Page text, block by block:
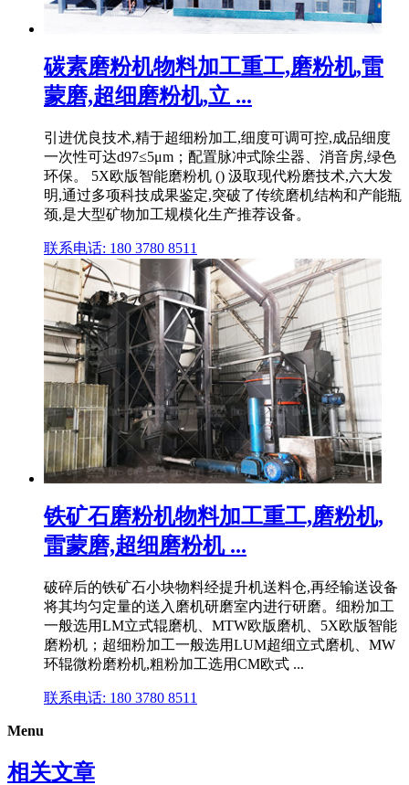
碳素磨粉机物料加工重工,磨粉机,雷
蒙磨,超细磨粉机,立 ...
引进优良技术,精于超细粉加工,细度可调可控,成品细度
一次性可达d97≤5μm；配置脉冲式除尘器、消音房,绿色
环保。 5X欧版智能磨粉机 () 汲取现代粉磨技术,六大发
明,通过多项科技成果鉴定,突破了传统磨机结构和产能瓶
颈,是大型矿物加工规模化生产推荐设备。
联系电话: 180 3780 8511
铁矿石磨粉机物料加工重工,磨粉机,
雷蒙磨,超细磨粉机 ...
破碎后的铁矿石小块物料经提升机送料仓,再经输送设备
将其均匀定量的送入磨机研磨室内进行研磨。细粉加工
一般选用LM立式辊磨机、MTW欧版磨机、5X欧版智能
磨粉机；超细粉加工一般选用LUM超细立式磨机、MW
环辊微粉磨粉机,粗粉加工选用CM欧式 ...
联系电话: 180 3780 8511
Menu
相关文章